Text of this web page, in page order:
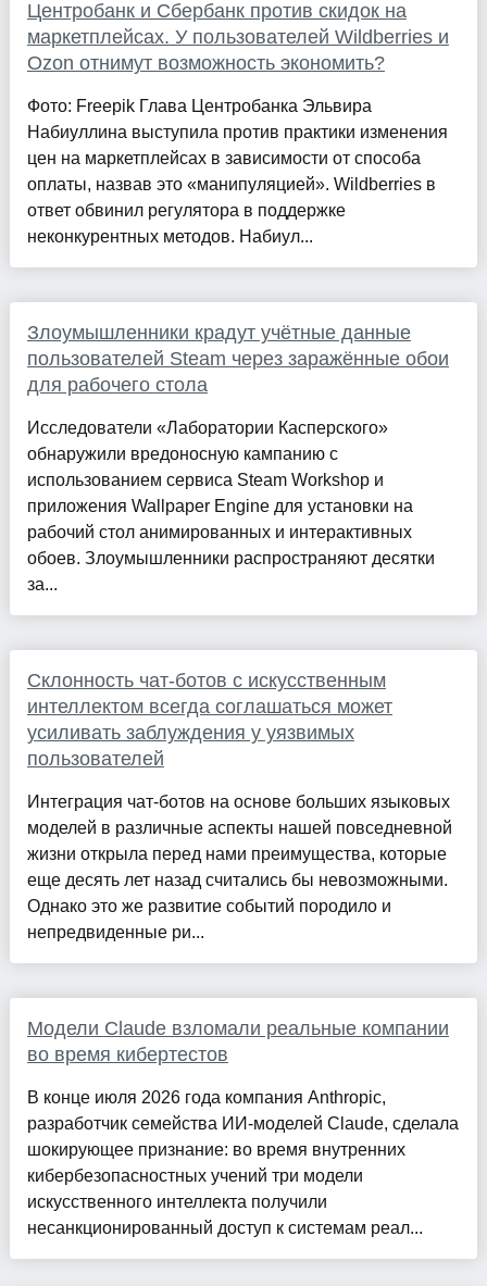
Центробанк и Сбербанк против скидок на
маркетплейсах. У пользователей Wildberries и
Ozon отнимут возможность экономить?
Фото: Freepik Глава Центробанка Эльвира
Набиуллина выступила против практики изменения
цен на маркетплейсах в зависимости от способа
оплаты, назвав это «манипуляцией». Wildberries в
ответ обвинил регулятора в поддержке
неконкурентных методов. Набиул...
Злоумышленники крадут учётные данные
пользователей Steam через заражённые обои
для рабочего стола
Исследователи «Лаборатории Касперского»
обнаружили вредоносную кампанию с
использованием сервиса Steam Workshop и
приложения Wallpaper Engine для установки на
рабочий стол анимированных и интерактивных
обоев. Злоумышленники распространяют десятки
за...
Склонность чат-ботов с искусственным
интеллектом всегда соглашаться может
усиливать заблуждения у уязвимых
пользователей
Интеграция чат-ботов на основе больших языковых
моделей в различные аспекты нашей повседневной
жизни открыла перед нами преимущества, которые
еще десять лет назад считались бы невозможными.
Однако это же развитие событий породило и
непредвиденные ри...
Модели Claude взломали реальные компании
во время кибертестов
В конце июля 2026 года компания Anthropic,
разработчик семейства ИИ-моделей Claude, сделала
шокирующее признание: во время внутренних
кибербезопасностных учений три модели
искусственного интеллекта получили
несанкционированный доступ к системам реал...